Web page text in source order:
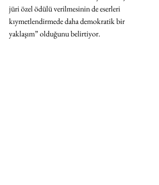
jüri özel ödülü verilmesinin de eserleri
kıymetlendirmede daha demokratik bir
yaklaşım” olduğunu belirtiyor.